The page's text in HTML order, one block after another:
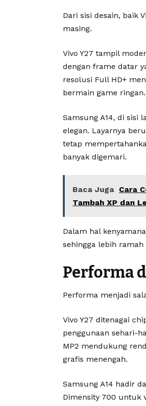
Dari sisi desain, baik
masing.
Vivo Y27 tampil
dengan frame datar
resolusi Full HD+
bermain game ringan.
Samsung A14, di sisi
elegan. Layarnya
tetap
banyak digemari.
Baca Juga Cara
Tambah XP dan
Dalam hal
sehingga lebih
Performa
Performa menjadi
Vivo Y27 ditenagai
penggunaan sehari-
MP2 mendukung
grafis menengah.
Samsung A14 hadir
Dimensity 700 untuk